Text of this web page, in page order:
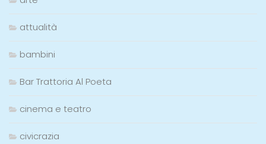
attualità
bambini
Bar Trattoria Al Poeta
cinema e teatro
civicrazia